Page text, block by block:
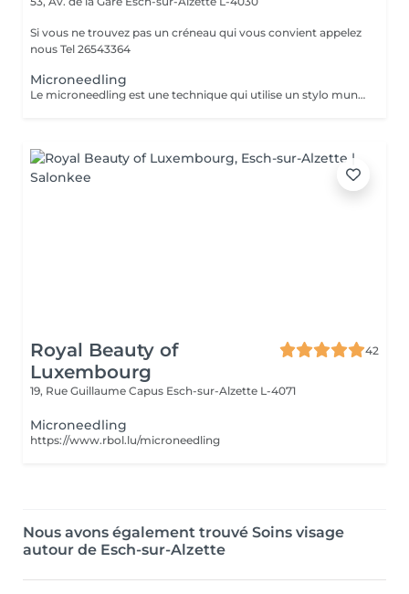
Si vous ne trouvez pas un créneau qui vous convient appelez
nous Tel 26543364
Microneedling
Le microneedling est une technique qui utilise un stylo muni de micro-aiguilles qui permettent de créer des canaux dans la peau afin de faire pénétrer le sérum au cur du derme .C'est un traitement peu invasif qui s'avère efficace contre le vieillissement cutané afin de ralentir les effets de l'âge .Le microneedling redensifie la peau afin de la rendre de meilleure qualité et permet ainsi la régénération de la peau pour un teint plus éclatant
Royal Beauty of
Luxembourg
42
19, Rue Guillaume Capus Esch-sur-Alzette L-4071
Microneedling
https://www.rbol.lu/microneedling
Nous avons également trouvé Soins visage
autour de Esch-sur-Alzette